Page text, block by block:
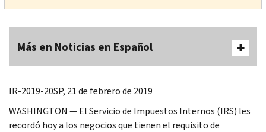
Más en Noticias en Español
IR-2019-20SP, 21 de febrero de 2019
WASHINGTON — El Servicio de Impuestos Internos (IRS) les
recordó hoy a los negocios que tienen el requisito de